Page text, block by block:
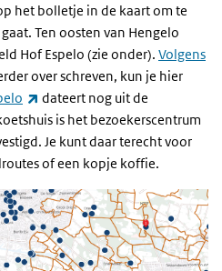
het bolletje in de kaart om te
Ten oosten van Hengelo
Hof Espelo (zie onder). Volgens
over schreven, kun je hier
(externe link)
dateert nog uit de
is het bezoekerscentrum
Je kunt daar terecht voor
of een kopje koffie.